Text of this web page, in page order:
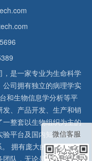
是一家专业为生命科学
司拥有独立的病理学实
和生物信息学分析等平
、产品开发、生产和销
整套以生物组织为主的
平台及国内知名高校生
拥有庞大的石蜡、冰冻
队，无论是形态病理学
微信客服